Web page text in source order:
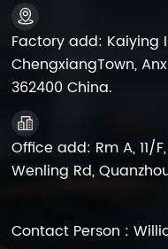
Factory add: Kaiying
ChengxiangTown,
362400 China.
Office add: Rm A, 11/
Wenling Rd,
Contact Person :